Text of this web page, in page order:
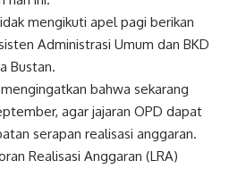
mengikuti apel pagi berikan
Administrasi Umum dan BKD
Bustan.
bahwa sekarang
agar jajaran OPD dapat
serapan realisasi anggaran.
Realisasi Anggaran (LRA)